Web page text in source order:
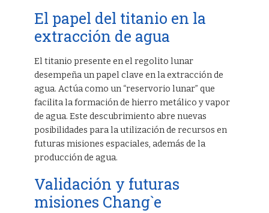
El papel del titanio en la
extracción de agua
El titanio presente en el regolito lunar
desempeña un papel clave en la extracción de
agua. Actúa como un “reservorio lunar” que
facilita la formación de hierro metálico y vapor
de agua. Este descubrimiento abre nuevas
posibilidades para la utilización de recursos en
futuras misiones espaciales, además de la
producción de agua.
Validación y futuras
misiones Chang`e